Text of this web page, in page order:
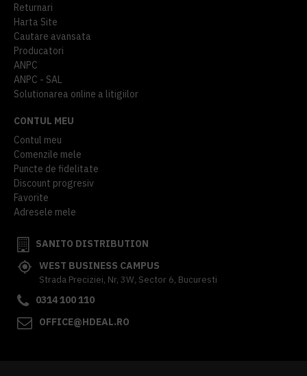
Returnari
Harta Site
Cautare avansata
Producatori
ANPC
ANPC - SAL
Solutionarea online a litigiilor
CONTUL MEU
Contul meu
Comenzile mele
Puncte de fidelitate
Discount progresiv
Favorite
Adresele mele
SANITO DISTRIBUTION
WEST BUSINESS CAMPUS
Strada Preciziei, Nr, 3W, Sector 6, Bucuresti
0314 100 110
OFFICE@HDEAL.RO